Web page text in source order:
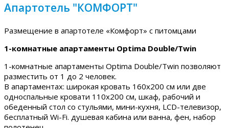
Апартотель "КОМФОРТ"
Размещение в апартотеле «Комфорт» с питомцами
1-комнатные апартаменты Optima Double/Twin
1-комнатные апартаменты Optima Double/Twin позволяют
разместить от 1 до 2 человек.
В апартаментах: широкая кровать 160х200 см или две
односпальные кровати 110х200 см, шкаф, рабочий и
обеденный стол со стульями, мини-кухня, LCD-телевизор,
бесплатный Wi-Fi. душевая кабина или ванна, фен, набор